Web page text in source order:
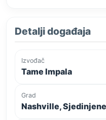
Detalji događaja
Izvođač
Tame Impala
Grad
Nashville,